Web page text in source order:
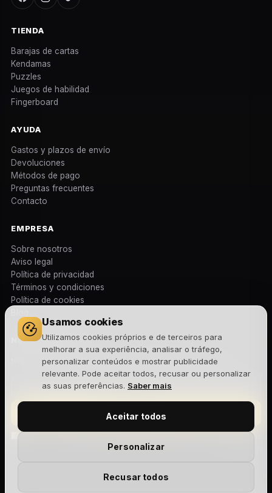
Usamos cookies
Utilizamos cookies próprios e de terceiros para
melhorar a sua experiência, analisar o tráfego,
personalizar conteúdos e mostrar publicidade
relevante. Pode aceitar todos, recusar ou personalizar
as suas preferências. Saber mais
Recusar todos
Personalizar
Aceitar todos
TIENDA
Barajas de cartas
Kendamas
Puzzles
Juegos de habilidad
Fingerboard
AYUDA
Gastos y plazos de envío
Devoluciones
Métodos de pago
Preguntas frecuentes
Contacto
EMPRESA
Sobre nosotros
Aviso legal
Política de privacidad
Términos y condiciones
Política de cookies
NEWSLETTER
Novedades, lanzamientos y ofertas exclusivas. Sin spam.
Suscribirme
y recibir comunicaciones